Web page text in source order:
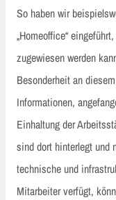
So haben wir
„Homeoffice“
zugewiesen werden
Besonderheit an
Informationen,
Einhaltung der
sind dort hinterlegt und
technische und
Mitarbeiter verfügt,